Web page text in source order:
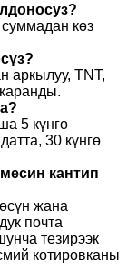
көз
аркылуу, TNT,
5 күнгө
30 күнгө
кантип
жана
почта
тезирээк
котировканы